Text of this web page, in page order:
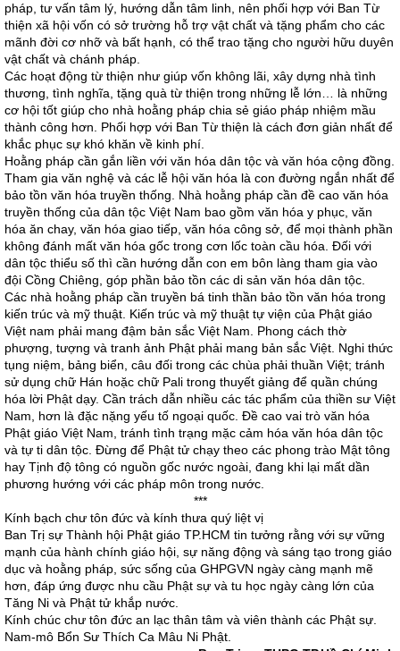
pháp, tư vấn tâm lý, hướng dẫn tâm linh, nên phối hợp với Ban Từ
thiện xã hội vốn có sở trường hỗ trợ vật chất và tặng phẩm cho các
mãnh đời cơ nhỡ và bất hạnh, có thể trao tặng cho người hữu duyên
vật chất và chánh pháp.
Các hoạt động từ thiện như giúp vốn không lãi, xây dựng nhà tình
thương, tình nghĩa, tặng quà từ thiện trong những lễ lớn… là những
cơ hội tốt giúp cho nhà hoằng pháp chia sẻ giáo pháp nhiệm mầu
thành công hơn. Phối hợp với Ban Từ thiện là cách đơn giản nhất để
khắc phục sự khó khăn về kinh phí.
Hoằng pháp cần gắn liền với văn hóa dân tộc và văn hóa cộng đồng.
Tham gia văn nghệ và các lễ hội văn hóa là con đường ngắn nhất để
bảo tồn văn hóa truyền thống. Nhà hoằng pháp cần đề cao văn hóa
truyền thống của dân tộc Việt Nam bao gồm văn hóa y phục, văn
hóa ăn chay, văn hóa giao tiếp, văn hóa công sở, để mọi thành phần
không đánh mất văn hóa gốc trong cơn lốc toàn cầu hóa. Đối với
dân tộc thiểu số thì cần hướng dẫn con em bôn làng tham gia vào
đội Cồng Chiêng, góp phần bảo tồn các di sản văn hóa dân tộc.
Các nhà hoằng pháp cần truyền bá tinh thần bảo tồn văn hóa trong
kiến trúc và mỹ thuật. Kiến trúc và mỹ thuật tự viện của Phật giáo
Việt nam phải mang đậm bản sắc Việt Nam. Phong cách thờ
phượng, tượng và tranh ảnh Phật phải mang bản sắc Việt. Nghi thức
tụng niệm, bảng biển, câu đối trong các chùa phải thuần Việt; tránh
sử dụng chữ Hán hoặc chữ Pali trong thuyết giảng để quần chúng
hóa lời Phật dạy. Cần trách dẫn nhiều các tác phẩm của thiền sư Việt
Nam, hơn là đặc nặng yếu tố ngoại quốc. Đề cao vai trò văn hóa
Phật giáo Việt Nam, tránh tình trạng mặc cảm hóa văn hóa dân tộc
và tự ti dân tộc. Đừng để Phật tử chạy theo các phong trào Mật tông
hay Tịnh độ tông có nguồn gốc nước ngoài, đang khi lại mất dần
phương hướng với các pháp môn trong nước.
***
Kính bạch chư tôn đức và kính thưa quý liệt vị
Ban Trị sự Thành hội Phật giáo TP.HCM tin tưởng rằng với sự vững
mạnh của hành chính giáo hội, sự năng động và sáng tạo trong giáo
dục và hoằng pháp, sức sống của GHPGVN ngày càng mạnh mẽ
hơn, đáp ứng được nhu cầu Phật sự và tu học ngày càng lớn của
Tăng Ni và Phật tử khắp nước.
Kính chúc chư tôn đức an lạc thân tâm và viên thành các Phật sự.
Nam-mô Bổn Sư Thích Ca Mâu Ni Phật.